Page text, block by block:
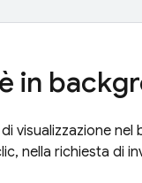
in
visualizzazione nel
nella richiesta di